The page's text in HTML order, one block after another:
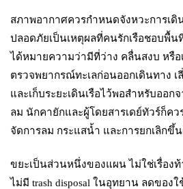
สภาพอากาศควรกำหนดจังหวะการเ
ปลอดภัยเป็นเหตุผลที่คนรักเรือชอบพื้
ได้หมายความว่ามีที่ว่าง คลื่นสงบ หรือ
ตรวจพยากรณ์ทะเลก่อนออกเดินทาง เ
และเก็บระยะเดินเรือไว้พอสำหรับออก
ลม นักคายักและผู้โดยสารเดย์ทัวร์ก็ค
จัดการลม กระแสน้ำ และการยกเลิกขึ้
ขยะเป็นส่วนหนึ่งของแผน ไม่ใช่เรื่องท้
ไม่มี trash disposal ในอุทยาน ลดของใ